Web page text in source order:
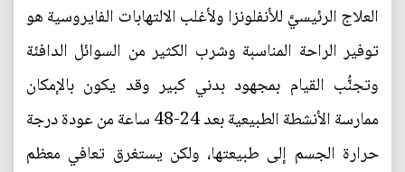
العلاج الرئيسيَّ للأنفلونزا ولأغلب الالتهابات الفايروسية هو
توفير الراحة المناسبة وشرب الكثير من السوائل الدافئة
وتجنُّب القيام بمجهود بدني كبير وقد يكون بالإمكان
ممارسة الأنشطة الطبيعية بعد 24-48 ساعة من عودة درجة
حرارة الجسم إلى طبيعتها، ولكن يستغرق تعافي معظم